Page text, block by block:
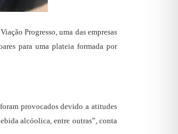
Progresso, uma das empresas
para uma plateia formada por
provocados devido a atitudes
alcóolica, entre outras”, conta